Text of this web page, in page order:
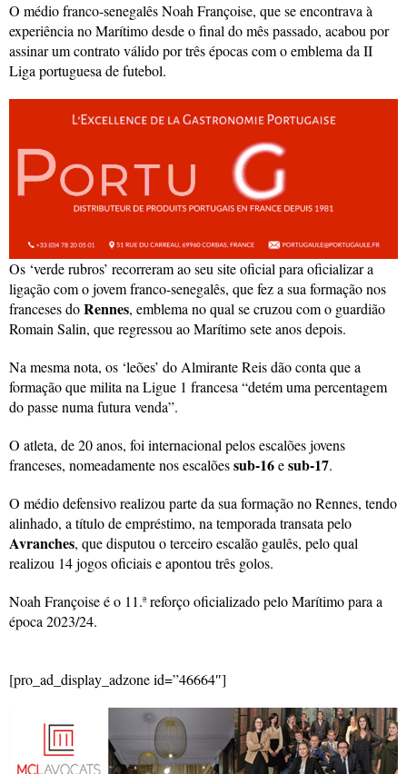
O médio franco-senegalês Noah Françoise, que se encontrava à
experiência no Marítimo desde o final do mês passado, acabou por
assinar um contrato válido por três épocas com o emblema da II
Liga portuguesa de futebol.
Os ‘verde rubros’ recorreram ao seu site oficial para oficializar a
ligação com o jovem franco-senegalês, que fez a sua formação nos
franceses doRennes, emblema no qual se cruzou com o guardião
Romain Salin, que regressou ao Marítimo sete anos depois.
Na mesma nota, os ‘leões’ do Almirante Reis dão conta que a
formação que milita na Ligue 1 francesa “detém uma percentagem
do passe numa futura venda”.
O atleta, de 20 anos, foi internacional pelos escalões jovens
franceses, nomeadamente nos escalõessub-16esub-17.
O médio defensivo realizou parte da sua formação no Rennes, tendo
alinhado, a título de empréstimo, na temporada transata pelo
Avranches, que disputou o terceiro escalão gaulês, pelo qual
realizou 14 jogos oficiais e apontou três golos.
Noah Françoise é o 11.ª reforço oficializado pelo Marítimo para a
época 2023/24.
[pro_ad_display_adzone id=”46664″]